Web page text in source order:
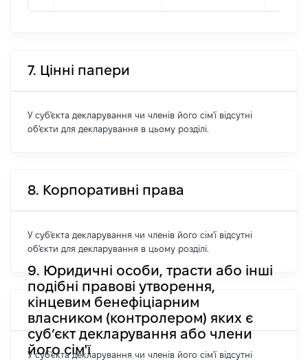
7. Цінні папери
У суб'єкта декларування чи членів його сім'ї відсутні
об'єкти для декларування в цьому розділі.
8. Корпоративні права
У суб'єкта декларування чи членів його сім'ї відсутні
об'єкти для декларування в цьому розділі.
9. Юридичні особи, трасти або інші
подібні правові утворення,
кінцевим бенефіціарним
власником (контролером) яких є
суб’єкт декларування або члени
його сім'ї
У суб'єкта декларування чи членів його сім'ї відсутні